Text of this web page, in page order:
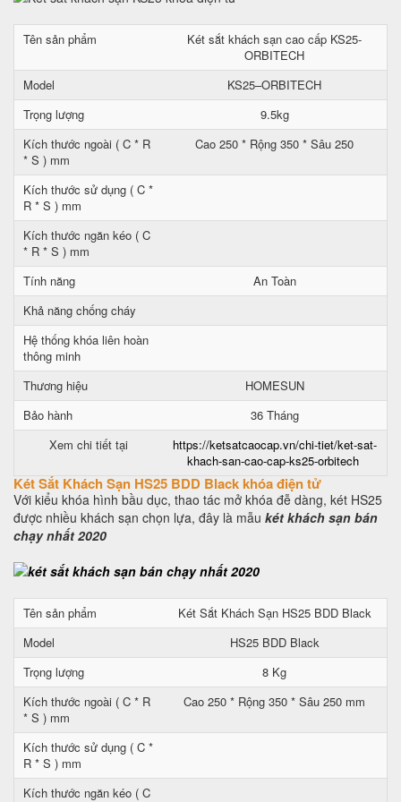
Tên sản phẩm
Két sắt khách sạn cao cấp KS25-
ORBITECH
Model
KS25–ORBITECH
Trọng lượng
9.5kg
Kích thước ngoài ( C * R
* S ) mm
Cao 250 * Rộng 350 * Sâu 250
Kích thước sử dụng ( C *
R * S ) mm
Kích thước ngăn kéo ( C
* R * S ) mm
Tính năng
An Toàn
Khả năng chống cháy
Hệ thống khóa liên hoàn
thông minh
Thương hiệu
HOMESUN
Bảo hành
36 Tháng
Xem chi tiết tại
https://ketsatcaocap.vn/chi-tiet/ket-sat-
khach-san-cao-cap-ks25-orbitech
Két Sắt Khách Sạn HS25 BDD Black khóa điện tử
Với kiểu khóa hình bầu dục, thao tác mở khóa đễ dàng, két HS25
được nhiều khách sạn chọn lựa, đây là mẫu két khách sạn bán
chạy nhất 2020
Tên sản phẩm
Két Sắt Khách Sạn HS25 BDD Black
Model
HS25 BDD Black
Trọng lượng
8 Kg
Kích thước ngoài ( C * R
* S ) mm
Cao 250 * Rộng 350 * Sâu 250 mm
Kích thước sử dụng ( C *
R * S ) mm
Kích thước ngăn kéo ( C